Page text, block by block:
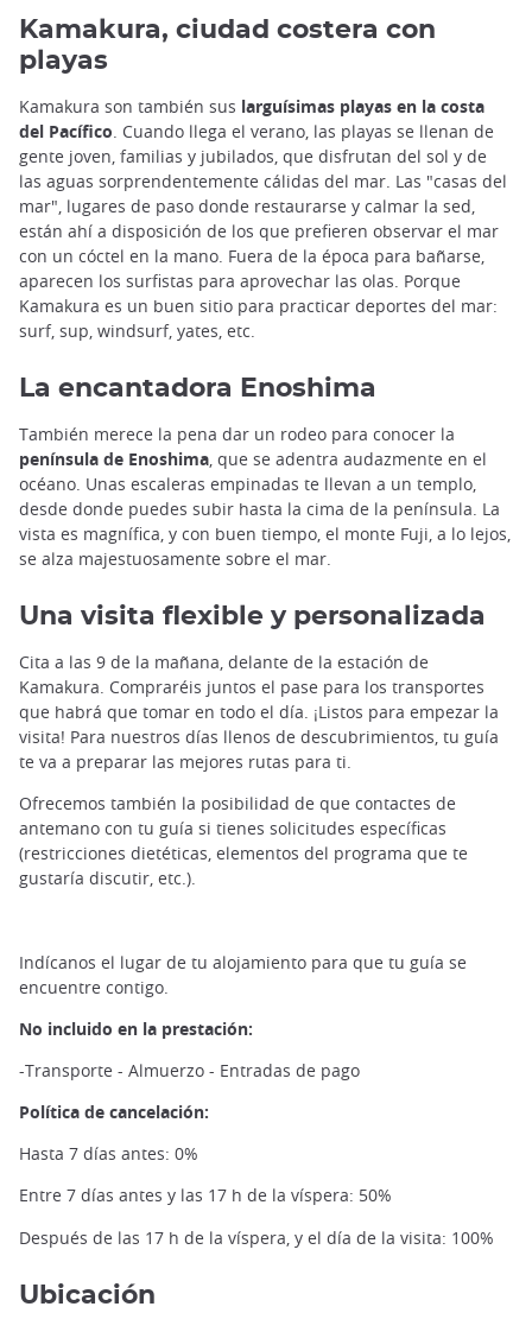
Kamakura, ciudad costera con
playas
Kamakura son también sus larguísimas playas en la costa
del Pacífico. Cuando llega el verano, las playas se llenan de
gente joven, familias y jubilados, que disfrutan del sol y de
las aguas sorprendentemente cálidas del mar. Las "casas del
mar", lugares de paso donde restaurarse y calmar la sed,
están ahí a disposición de los que prefieren observar el mar
con un cóctel en la mano. Fuera de la época para bañarse,
aparecen los surfistas para aprovechar las olas. Porque
Kamakura es un buen sitio para practicar deportes del mar:
surf, sup, windsurf, yates, etc.
La encantadora Enoshima
También merece la pena dar un rodeo para conocer la
península de Enoshima, que se adentra audazmente en el
océano. Unas escaleras empinadas te llevan a un templo,
desde donde puedes subir hasta la cima de la península. La
vista es magnífica, y con buen tiempo, el monte Fuji, a lo lejos,
se alza majestuosamente sobre el mar.
Una visita flexible y personalizada
Cita a las 9 de la mañana, delante de la estación de
Kamakura. Compraréis juntos el pase para los transportes
que habrá que tomar en todo el día. ¡Listos para empezar la
visita! Para nuestros días llenos de descubrimientos, tu guía
te va a preparar las mejores rutas para ti.
Ofrecemos también la posibilidad de que contactes de
antemano con tu guía si tienes solicitudes específicas
(restricciones dietéticas, elementos del programa que te
gustaría discutir, etc.).
Indícanos el lugar de tu alojamiento para que tu guía se
encuentre contigo.
No incluido en la prestación:
-Transporte - Almuerzo - Entradas de pago
Política de cancelación:
Hasta 7 días antes: 0%
Entre 7 días antes y las 17 h de la víspera: 50%
Después de las 17 h de la víspera, y el día de la visita: 100%
Ubicación